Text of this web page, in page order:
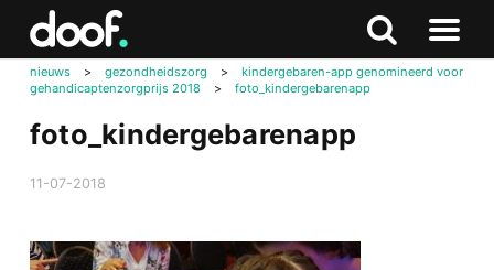
Zoeken
Naar
menu
nieuws > gezondheidszorg >
kindergebaren-app genomineerd voor
gehandicaptenzorgprijs 2018
> foto_kindergebarenapp
foto_kindergebarenapp
11-07-2018
Doof.nl
Zoeken
naar